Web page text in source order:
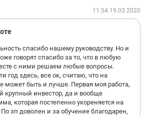
11:54 19.03.2020
спасибо нашему руководству. Но и
говорят спасибо за то, что в любую
с ними решаем любые вопросы.
год здесь, все ок, считаю, что на
может быть и лучше. Первая моя работа,
крупный инвестор, да и вообще
которая постепенно укореняется на
зп доволен и за обучение благодарен,